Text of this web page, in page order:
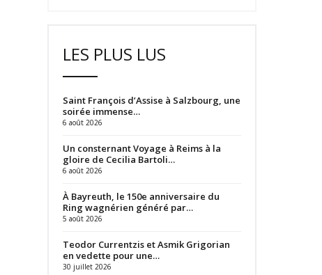
LES PLUS LUS
Saint François d’Assise à Salzbourg, une
soirée immense…
6 août 2026
Un consternant Voyage à Reims à la
gloire de Cecilia Bartoli…
6 août 2026
À Bayreuth, le 150e anniversaire du
Ring wagnérien généré par…
5 août 2026
Teodor Currentzis et Asmik Grigorian
en vedette pour une…
30 juillet 2026